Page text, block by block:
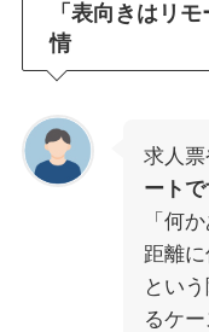
「表向きはリ
情
求人
ートで
「何
距離
とい
るケ